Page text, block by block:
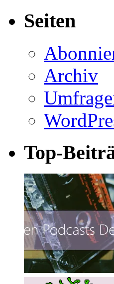
Seiten
Archiv
Top-